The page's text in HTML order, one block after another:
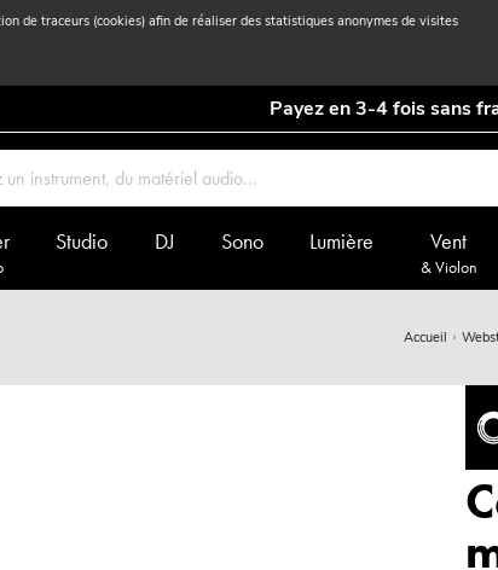
de traceurs (cookies) afin de réaliser des statistiques anonymes de visites
Payez en 3-4 fois sans
Studio DJ Sono Lumière Vent
& Violon
Accueil